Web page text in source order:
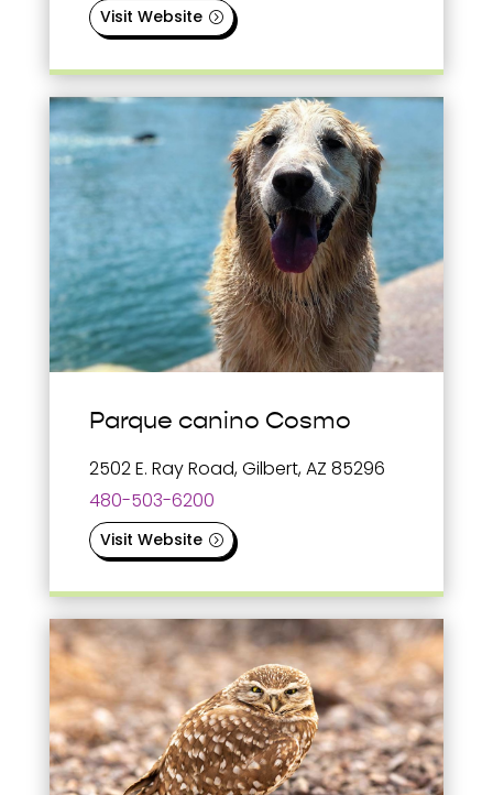
Visit Website
Parque canino Cosmo
2502 E. Ray Road, Gilbert, AZ 85296
480-503-6200
Visit Website